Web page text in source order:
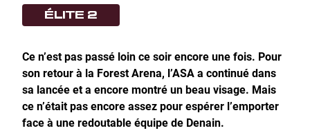
ÉLITE 2
Ce n’est pas passé loin ce soir encore une fois. Pour
son retour à la Forest Arena, l’ASA a continué dans
sa lancée et a encore montré un beau visage. Mais
ce n’était pas encore assez pour espérer l’emporter
face à une redoutable équipe de Denain.